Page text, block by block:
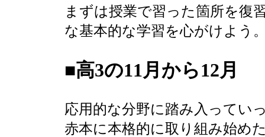
まずは授業で習った箇所を復
な基本的な学習を心がけよう
■高3の11月から12月
応用的な分野に踏み入ってい
赤本に本格的に取り組み始め